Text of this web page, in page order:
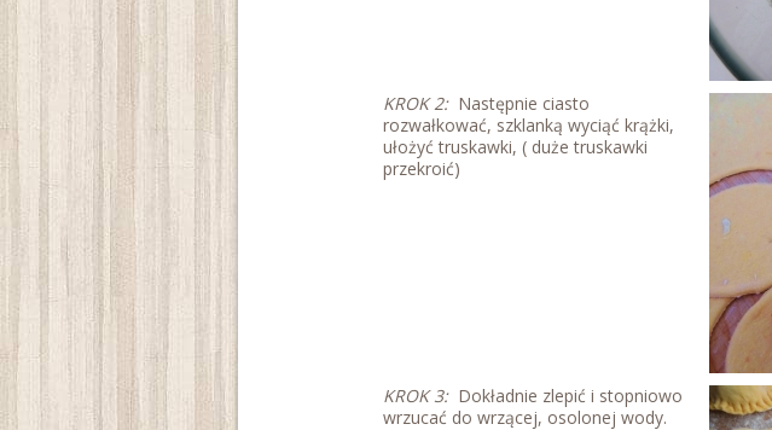
KROK 2:Następnie ciasto
rozwałkować, szklanką wyciąć krążki,
ułożyć truskawki, ( duże truskawki
przekroić)
KROK 3:Dokładnie zlepić i stopniowo
wrzucać do wrzącej, osolonej wody.